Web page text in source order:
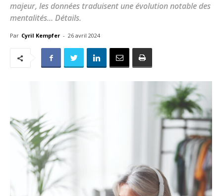
majeur, les données traduisent une évolution notable des
mentalités... Détails.
Par Cyril Kempfer - 26 avril 2024